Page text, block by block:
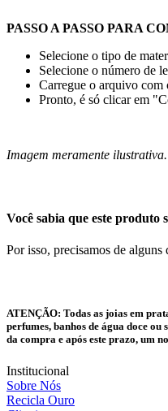
PASSO A PASSO PARA
Selecione o tipo de
Selecione o número de
Carregue o arquivo com
Pronto, é só clicar em
Imagem meramente ilustrativa.
Você sabia que este produto
Por isso, precisamos de
ATENÇÃO: Todas as joias em
perfumes, banhos de água doce ou
da compra e após este prazo, um
Institucional
Sobre Nós
Recicla Ouro